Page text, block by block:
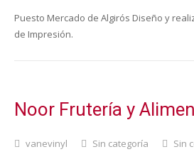
Puesto Mercado de Algirós Diseño y
de Impresión.
Noor Frutería y
vanevinyl Sin categoría Sin